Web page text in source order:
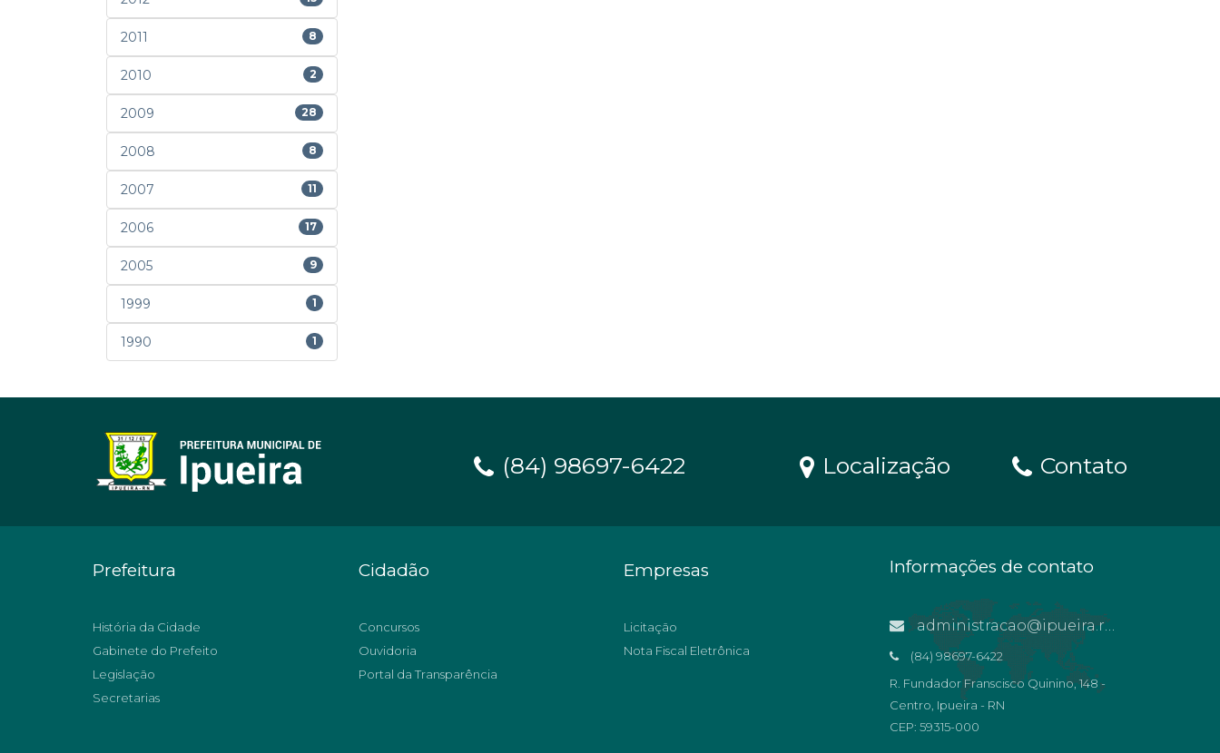
2011 8
2010 2
2009 28
2008 8
2007 11
2006 17
2005 9
1999 1
1990 1
(84) 98697-6422 Localização Contato
Prefeitura
História da Cidade
Gabinete do Prefeito
Legislação
Secretarias
Cidadão
Concursos
Ouvidoria
Portal da Transparência
Empresas
Licitação
Nota Fiscal Eletrônica
Informações de contato
administracao@ipueira.rn.gov.br
(84) 98697-6422
R. Fundador Franscisco Quinino, 148 -
Centro, Ipueira - RN
CEP: 59315-000